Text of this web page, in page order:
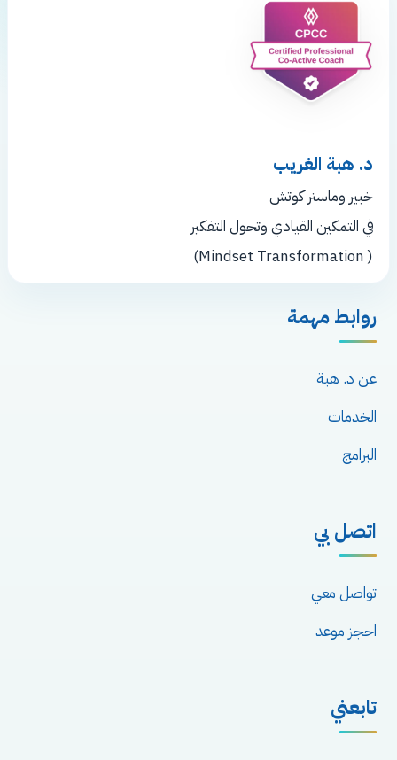
د. هبة الغريب
خبير وماستر كوتش
في التمكين القيادي وتحول التفكير
( Mindset Transformation)
روابط مهمة
عن د. هبة
الخدمات
البرامج
اتصل بي
تواصل معي
احجز موعد
تابعني